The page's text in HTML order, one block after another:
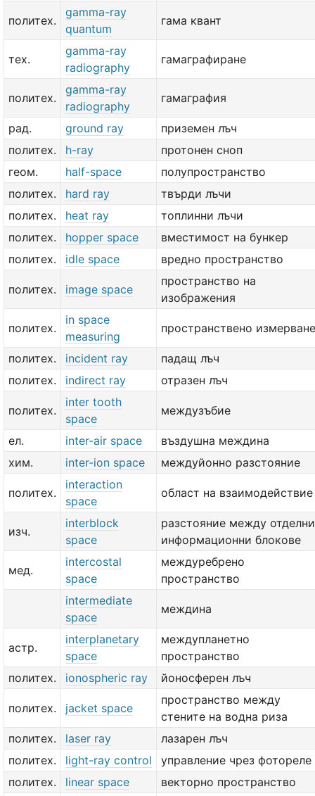
политех.
gamma-ray
quantum
гама квант
тех.
gamma-ray
radiography
гамаграфиране
политех.
gamma-ray
radiography
гамаграфия
рад. ground ray
приземен лъч
политех.
h-ray
протонен сноп
геом.
half-space
полупространство
политех.
hard ray
твърди лъчи
политех.
heat ray
топлинни лъчи
политех.
hopper space
вместимост на бункер
политех.
idle space вредно пространство
политех. image space
пространство на
изображения
политех.
in space
measuring
пространствено измерване
политех. incident ray
падащ лъч
политех.
indirect ray отразен лъч
политех.
inter tooth
space
междузъбие
ел. inter-air space
въздушна междина
хим.
inter-ion space междуйонно разстояние
политех.
interaction
space
област на взаимодействие
изч.
interblock
space
разстояние между отделни
информационни блокове
мед.
intercostal
space
междуребрено
пространство
intermediate
space
междина
астр.
interplanetary
space
междупланетно
пространство
политех.
ionospheric ray йоносферен лъч
политех. jacket space
пространство между
стените на водна риза
политех.
laser ray
лазарен лъч
политех.
light-ray control
управление чрез фотореле
политех.
linear space векторно пространство